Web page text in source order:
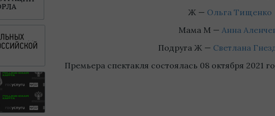
Ж — Ольга Тищенко
Мама М — Анна
Подруга Ж — Светлана
Премьера спектакля состоялась 08 октября 2021